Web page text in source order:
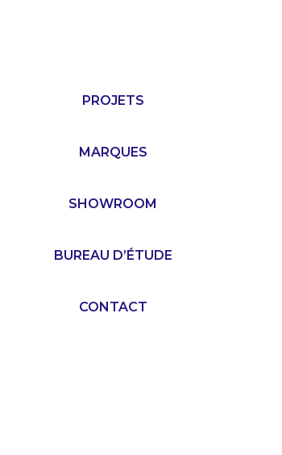
PROJETS
MARQUES
SHOWROOM
BUREAU D’ÉTUDE
CONTACT